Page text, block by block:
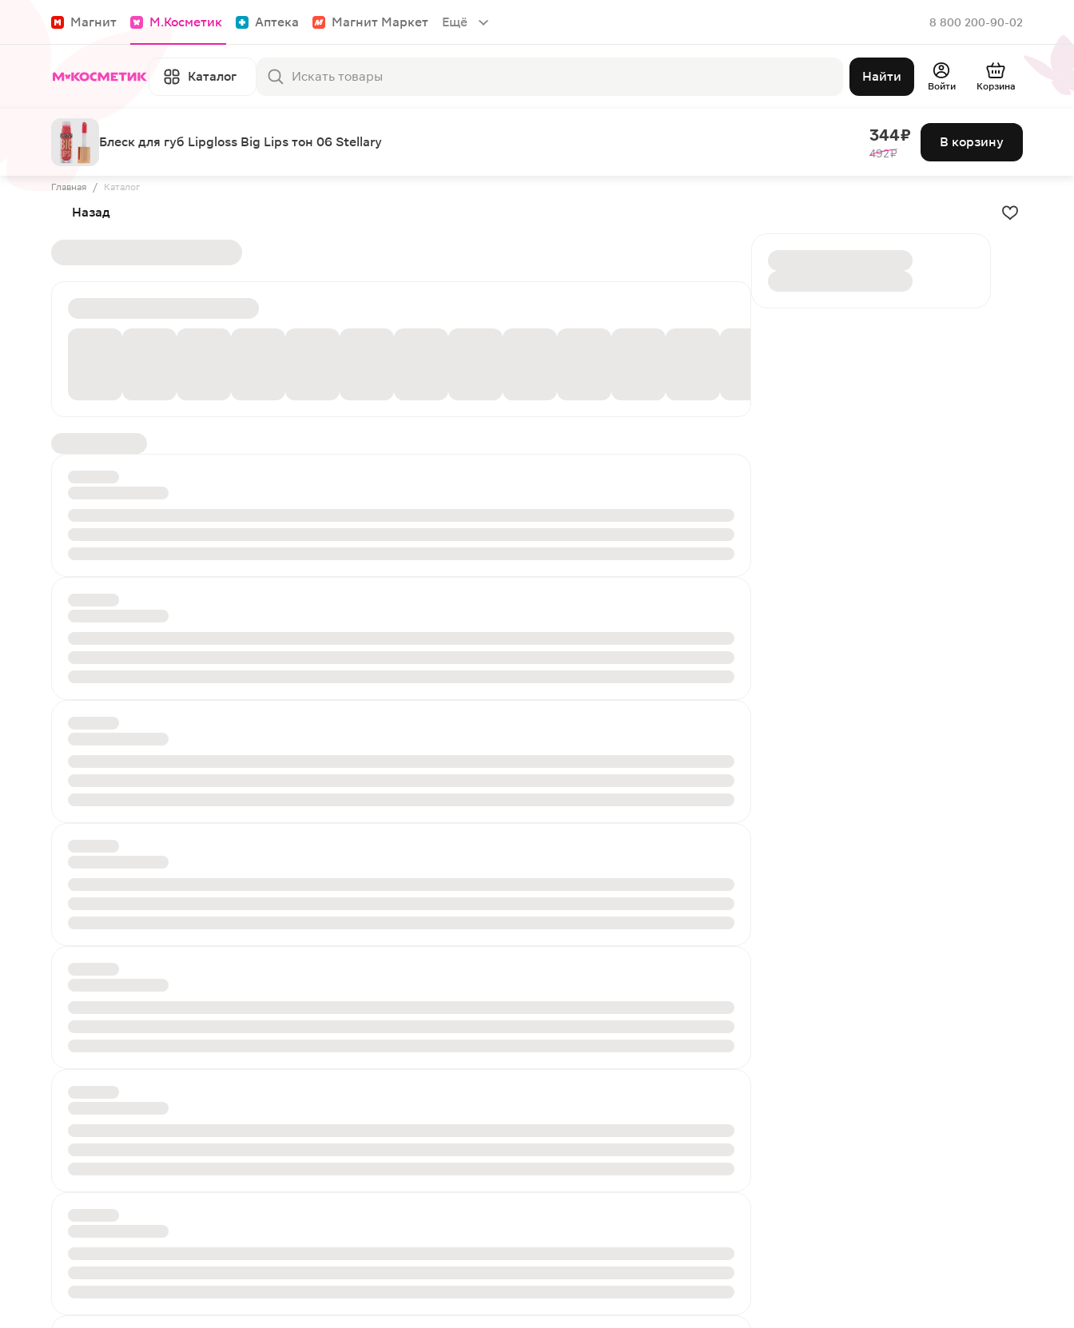
Магнит М.Косметик Аптека Магнит Маркет Ещё 8 800 200-90-02
Каталог Найти
Войти Корзина
Блеск для губ Lipgloss Big Lips тон 06 Stellary 344 ₽
492 ₽
В корзину
Главная / Каталог
Назад